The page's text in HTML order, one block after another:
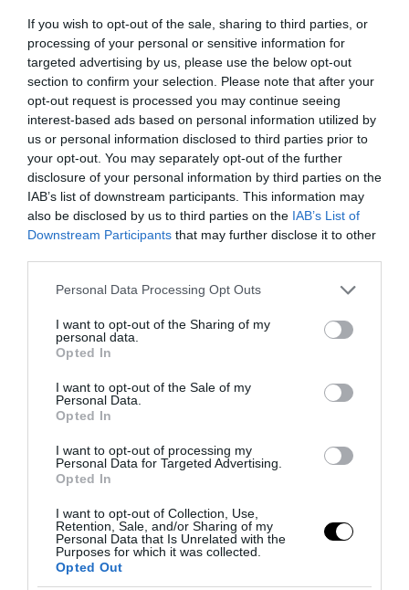
If you wish to opt-out of the sale, sharing to third parties, or
processing of your personal or sensitive information for
targeted advertising by us, please use the below opt-out
section to confirm your selection. Please note that after your
opt-out request is processed you may continue seeing
interest-based ads based on personal information utilized by
us or personal information disclosed to third parties prior to
your opt-out. You may separately opt-out of the further
disclosure of your personal information by third parties on the
IAB’s list of downstream participants. This information may
also be disclosed by us to third parties on the IAB’s List of
Downstream Participants that may further disclose it to other
Please note that this website/app uses one or more Google
not limited to your visit or usage behaviour. You may click to
grant or deny consent to Google and its third-party tags to
use your data for below specified purposes in below Google
consent section.
Personal Data Processing Opt Outs
I want to opt-out of the Sharing of my
personal data.
Opted In
I want to opt-out of the Sale of my
Personal Data.
Opted In
I want to opt-out of processing my
Personal Data for Targeted Advertising.
Opted In
I want to opt-out of Collection, Use,
Retention, Sale, and/or Sharing of my
Personal Data that Is Unrelated with the
Purposes for which it was collected.
Opted Out
di uno Stato senza politica...
7 Agosto 2026
Addio a Francesco Guccini: stronzo, poeta e buffone di
7 Agosto 2026